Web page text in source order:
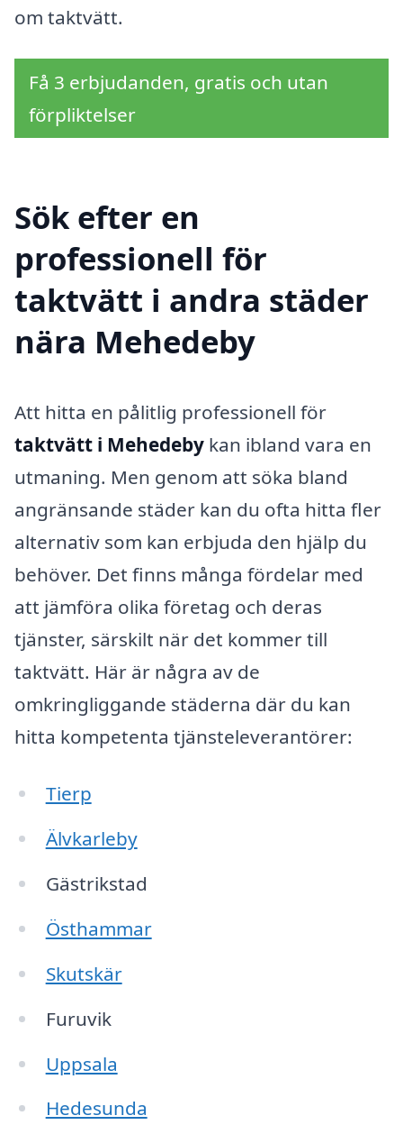
om taktvätt.
Få 3 erbjudanden, gratis och utan
förpliktelser
Sök efter en
professionell för
taktvätt i andra städer
nära Mehedeby
Att hitta en pålitlig professionell för
taktvätt i Mehedeby kan ibland vara en
utmaning. Men genom att söka bland
angränsande städer kan du ofta hitta fler
alternativ som kan erbjuda den hjälp du
behöver. Det finns många fördelar med
att jämföra olika företag och deras
tjänster, särskilt när det kommer till
taktvätt. Här är några av de
omkringliggande städerna där du kan
hitta kompetenta tjänsteleverantörer:
Tierp
Älvkarleby
Gästrikstad
Östhammar
Skutskär
Furuvik
Uppsala
Hedesunda